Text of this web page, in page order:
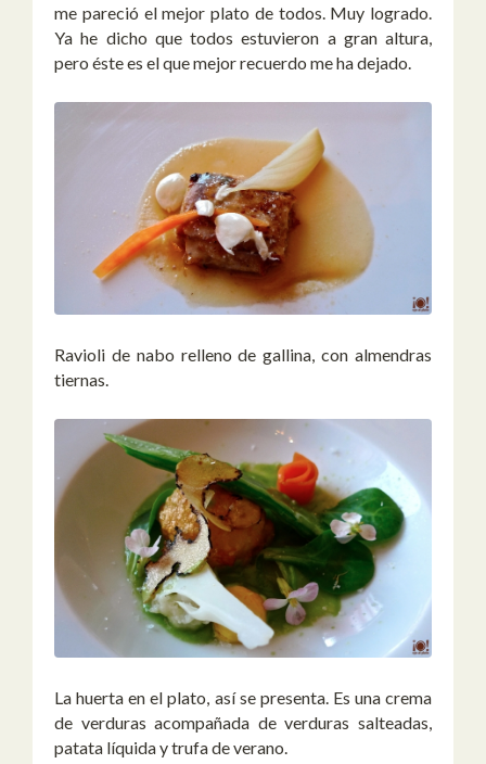
me pareció el mejor plato de todos. Muy logrado.
Ya he dicho que todos estuvieron a gran altura,
pero éste es el que mejor recuerdo me ha dejado.
Ravioli de nabo relleno de gallina, con almendras
tiernas.
La huerta en el plato, así se presenta. Es una crema
de verduras acompañada de verduras salteadas,
patata líquida y trufa de verano.